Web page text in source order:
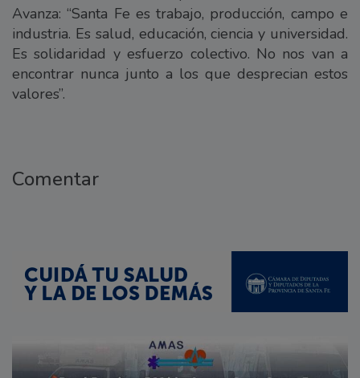
Avanza: “Santa Fe es trabajo, producción, campo e
industria. Es salud, educación, ciencia y universidad.
Es solidaridad y esfuerzo colectivo. No nos van a
encontrar nunca junto a los que desprecian estos
valores”.
Comentar